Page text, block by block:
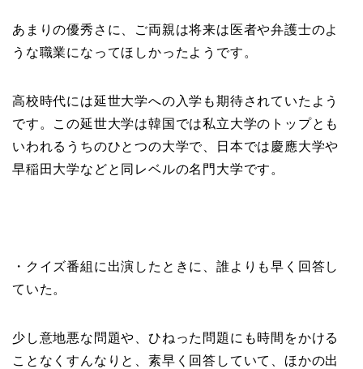
あまりの優秀さに、ご両親は将来は医者や弁護士のよ
うな職業になってほしかったようです。
高校時代には延世大学への入学も期待されていたよう
です。この延世大学は韓国では私立大学のトップとも
いわれるうちのひとつの大学で、日本では慶應大学や
早稲田大学などと同レベルの名門大学です。
・クイズ番組に出演したときに、誰よりも早く回答し
ていた。
少し意地悪な問題や、ひねった問題にも時間をかける
ことなくすんなりと、素早く回答していて、ほかの出